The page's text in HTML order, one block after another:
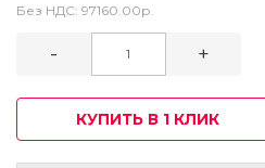
Без НДС: 97160.00р.
- +
КУПИТЬ В 1 КЛИК